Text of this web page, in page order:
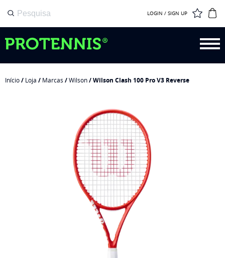
LOGIN / SIGN UP
Início/ Loja / Marcas /Wilson/ Wilson Clash 100 Pro V3 Reverse